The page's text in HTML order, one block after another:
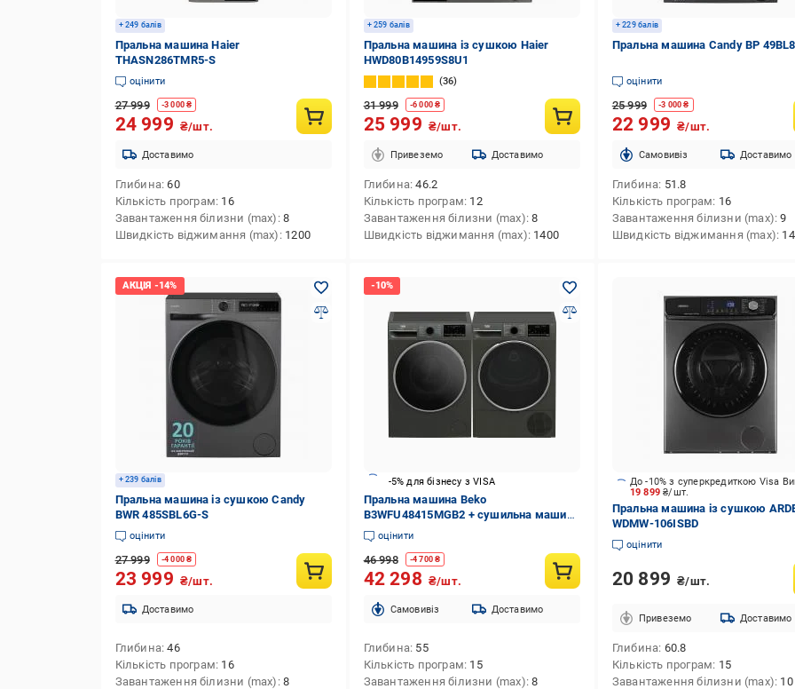
+ 249 балів
Пральна машина Haier
THASN286TMR5-S
оцінити
27 999 -3 000₴
24 999 ₴/шт.
Доставимо
Глибина 60
Кількість програм 16
Завантаження білизни (max) 8
Швидкість віджимання (max) 1200
+ 259 балів
Пральна машина із сушкою Haier
HWD80B14959S8U1
36
31 999 -6 000 ₴
25 999 ₴/шт.
Привеземо Доставимо
Глибина 46.2
Кількість програм 12
Завантаження білизни (max) 8
Швидкість віджимання (max) 1400
+ 229 балів
Пральна машина Candy BP
оцінити
25 999 -3 000 ₴
22 999 ₴/шт.
Cамовивіз Доставимо
Глибина 51.8
Кількість програм 16
Завантаження білизни (max) 9
Швидкість віджимання (max)
+ 239 балів
Пральна машина із сушкою Candy
BWR 485SBL6G-S
оцінити
27 999 -4 000₴
23 999 ₴/шт.
Доставимо
Глибина 46
Кількість програм 16
Завантаження білизни (max) 8
-5% для бізнесу з VISA
Пральна машина Beko
B3WFU48415MGB2 + сушильна машина
B3T68239MG
оцінити
46 998 -4 700 ₴
42 298 ₴/шт.
Cамовивіз Доставимо
Глибина 55
Кількість програм 15
Завантаження білизни (max) 8
19 899₴/шт.
До -10% з суперкредиткою Visa
Пральна машина із сушкою
WDMW-106ISBD
оцінити
20 899 ₴/шт.
Привеземо Доставимо
Глибина 60.8
Кількість програм 15
Завантаження білизни (max) 10